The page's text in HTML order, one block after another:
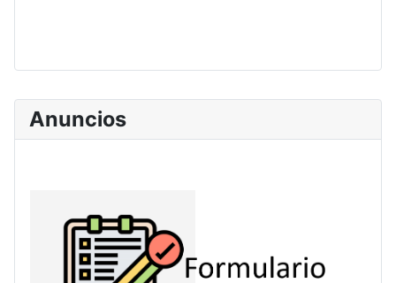
Anuncios